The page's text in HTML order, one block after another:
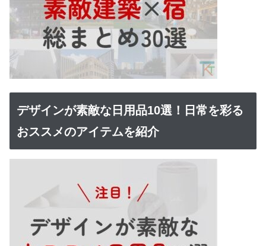
デザインが素敵な日用品10選！日常を彩る
おススメのアイテムを紹介